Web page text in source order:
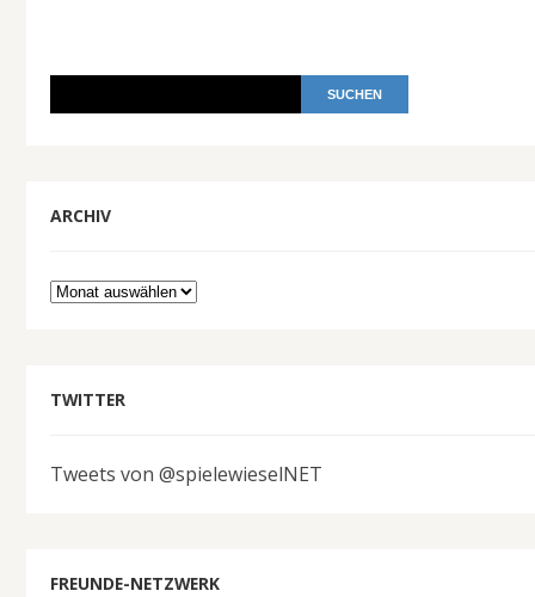
ARCHIV
Archiv
TWITTER
Tweets von @spielewieselNET
FREUNDE-NETZWERK